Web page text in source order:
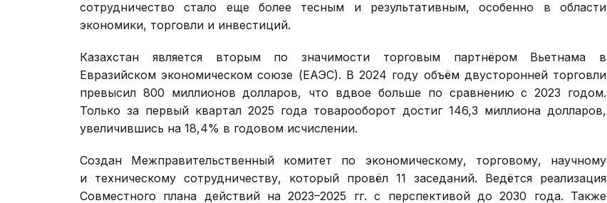
сотрудничество стало еще более тесным и результативным, особенно в области
экономики, торговли и инвестиций.
Казахстан является вторым по значимости торговым партнёром Вьетнама в
Евразийском экономическом союзе (ЕАЭС). В 2024 году объём двусторонней торговли
превысил 800 миллионов долларов, что вдвое больше по сравнению с 2023 годом.
Только за первый квартал 2025 года товарооборот достиг 146,3 миллиона долларов,
увеличившись на 18,4% в годовом исчислении.
Создан Межправительственный комитет по экономическому, торговому, научному
и техническому сотрудничеству, который провёл 11 заседаний. Ведётся реализация
Совместного плана действий на 2023–2025 гг. с перспективой до 2030 года. Также